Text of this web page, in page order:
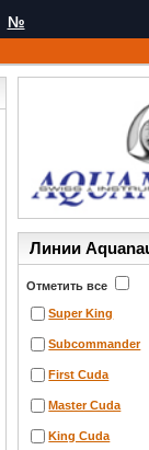
№
Линии
Отметить все
Super King
Subcommander
First Cuda
Master Cuda
King Cuda